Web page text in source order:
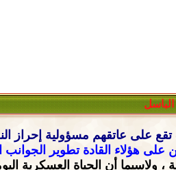
الباسل
على عاتقهم مسؤولية إحراز
على هؤلاء القادة تطوير الجوانب
ولاسيما أن الحياة العسكرية